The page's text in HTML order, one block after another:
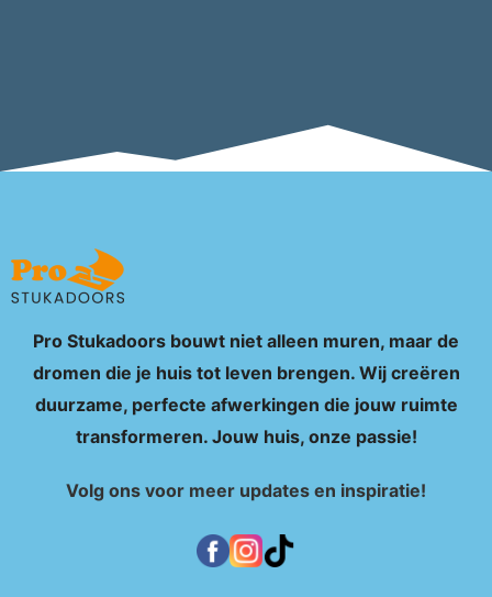
Pro Stukadoors bouwt niet alleen muren, maar de
dromen die je huis tot leven brengen. Wij creëren
duurzame, perfecte afwerkingen die jouw ruimte
transformeren. Jouw huis, onze passie!
Volg ons voor meer updates en inspiratie!